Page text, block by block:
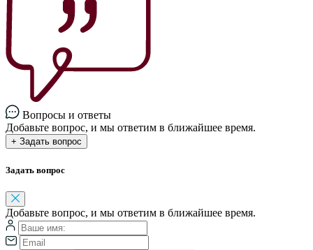
Вопросы и ответы
Добавьте вопрос, и мы ответим в ближайшее время.
+ Задать вопрос
Задать вопрос
Добавьте вопрос, и мы ответим в ближайшее время.